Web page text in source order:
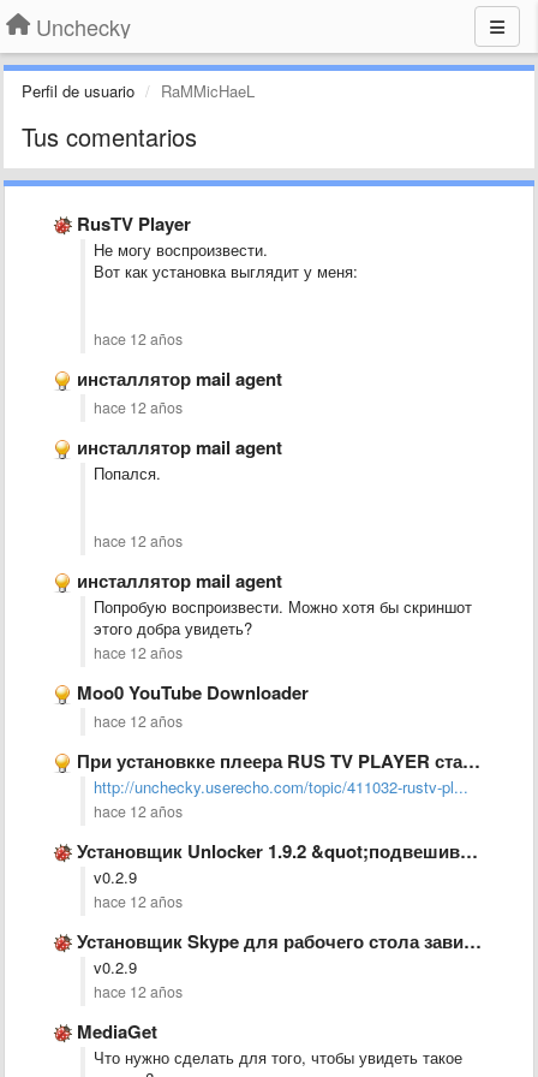
Unchecky
Perfil de usuario RaMMicHaeL
Tus comentarios
RusTV Player
Не могу воспроизвести.
Вот как установка выглядит у меня:
hace 12 años
инсталлятор mail agent
hace 12 años
инсталлятор mail agent
Попался.
hace 12 años
инсталлятор mail agent
Попробую воспроизвести. Можно хотя бы скриншот
этого добра увидеть?
hace 12 años
Moo0 YouTube Downloader
hace 12 años
При установкке плеера RUS TV PLAYER ставится браузер от Майла. …
http://unchecky.userecho.com/topic/411032-rustv-pl...
hace 12 años
Установщик Unlocker 1.9.2 &quot;подвешивает&quot; систему при включенной службе Unchecky
v0.2.9
hace 12 años
Установщик Skype для рабочего стола зависает при включенной службе Unchecky
v0.2.9
hace 12 años
MediaGet
Что нужно сделать для того, чтобы увидеть такое